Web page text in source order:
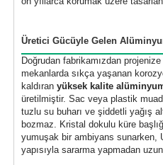
Üretici Gücüyle Gelen
Doğrudan fabrikamızdan
mekanlarda sıkça yaşanan
kaldıran yüksek kalite
üretilmiştir. Sac veya plastik
tuzlu su buharı ve şiddetli yağış
bozmaz. Kristal dokulu küre
yumuşak bir ambiyans sunarken,
yapısıyla sararma yapmadan uzun